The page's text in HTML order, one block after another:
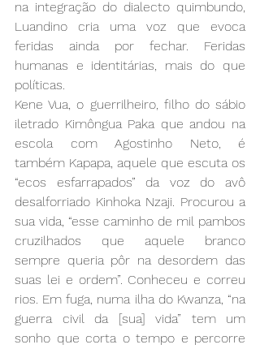
na integração do dialecto quimbundo,
Luandino cria uma voz que evoca
feridas ainda por fechar. Feridas
humanas e identitárias, mais do que
políticas.
Kene Vua, o guerrilheiro, filho do sábio
iletrado Kimôngua Paka que andou na
escola com Agostinho Neto, é
também Kapapa, aquele que escuta os
“ecos esfarrapados” da voz do avô
desalforriado Kinhoka Nzaji. Procurou a
sua vida, “esse caminho de mil pambos
cruzilhados que aquele branco
sempre queria pôr na desordem das
suas lei e ordem”. Conheceu e correu
rios. Em fuga, numa ilha do Kwanza, “na
guerra civil da [sua] vida” tem um
sonho que corta o tempo e percorre